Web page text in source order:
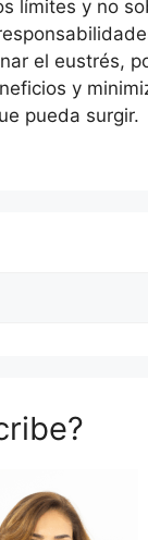
límites y no
el eustrés,
y
pueda surgir.